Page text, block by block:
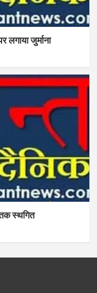
जुर्माना
स्थगित